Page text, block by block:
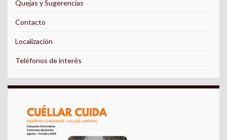
Quejas y Sugerencias
Contacto
Localización
Teléfonos de interés